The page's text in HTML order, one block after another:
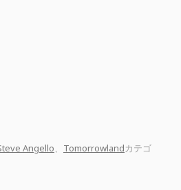
Angello、 Tomorrowlandカテゴ